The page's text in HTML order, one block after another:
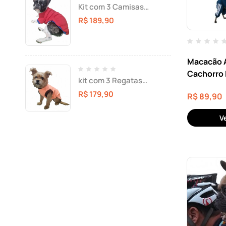
Kit com 3 Camisas
Roupas Para Cachorro
Roupas De Cães
R$189,90
kit com 3 Regatas
Roupas Para Cachorro
Roupas De Cães
R$179,90
Macacão
Cachorro
R$89,90